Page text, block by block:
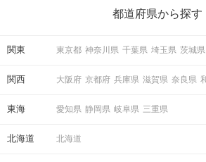
の楽しいことアイデアを集めました
都道府県から探す
関東 東京都 神奈川県 千葉県 埼玉県 茨城県
関西 大阪府 京都府 兵庫県 滋賀県 奈良県
東海 愛知県 静岡県 岐阜県 三重県
北海道 北海道